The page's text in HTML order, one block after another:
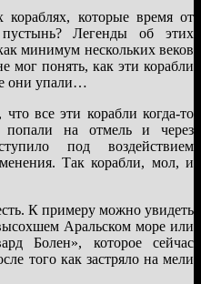
которые время от
Легенды об этих
минимум нескольких веков
мог понять, как эти корабли
они упали…
что все эти корабли когда-то
на отмель и через
под воздействием
Так корабли, мол, и
К примеру можно увидеть
Аральском море или
Болен», которое сейчас
того как застряло на мели